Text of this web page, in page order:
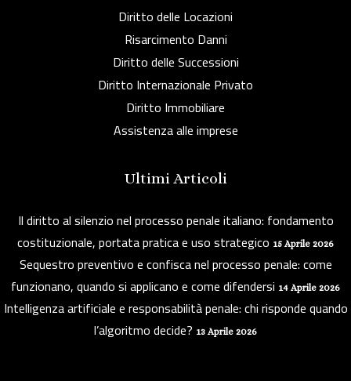
Diritto delle Locazioni
Risarcimento Danni
Diritto delle Successioni
Diritto Internazionale Privato
Diritto Immobiliare
Assistenza alle imprese
Ultimi Articoli
Il diritto al silenzio nel processo penale italiano: fondamento
costituzionale, portata pratica e uso strategico 15 Aprile 2026
Sequestro preventivo e confisca nel processo penale: come
funzionano, quando si applicano e come difendersi 14 Aprile 2026
Intelligenza artificiale e responsabilità penale: chi risponde quando
l’algoritmo decide? 13 Aprile 2026